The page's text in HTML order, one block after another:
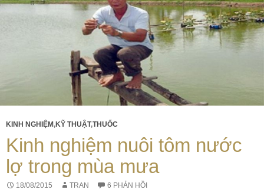
KINH NGHIỆM ,KỸ THUẬT,THUỐC
Kinh nghiệm nuôi tôm nước
lợ trong mùa mưa
18/08/2015 TRAN 6 PHẢN HỒI